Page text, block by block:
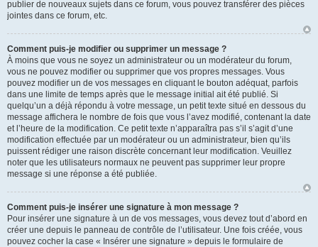
publier de nouveaux sujets dans ce forum, vous pouvez transférer des pièces
jointes dans ce forum, etc.
Comment puis-je modifier ou supprimer un message ?
À moins que vous ne soyez un administrateur ou un modérateur du forum,
vous ne pouvez modifier ou supprimer que vos propres messages. Vous
pouvez modifier un de vos messages en cliquant le bouton adéquat, parfois
dans une limite de temps après que le message initial ait été publié. Si
quelqu’un a déjà répondu à votre message, un petit texte situé en dessous du
message affichera le nombre de fois que vous l’avez modifié, contenant la date
et l’heure de la modification. Ce petit texte n’apparaîtra pas s’il s’agit d’une
modification effectuée par un modérateur ou un administrateur, bien qu’ils
puissent rédiger une raison discrète concernant leur modification. Veuillez
noter que les utilisateurs normaux ne peuvent pas supprimer leur propre
message si une réponse a été publiée.
Comment puis-je insérer une signature à mon message ?
Pour insérer une signature à un de vos messages, vous devez tout d’abord en
créer une depuis le panneau de contrôle de l’utilisateur. Une fois créée, vous
pouvez cocher la case « Insérer une signature » depuis le formulaire de